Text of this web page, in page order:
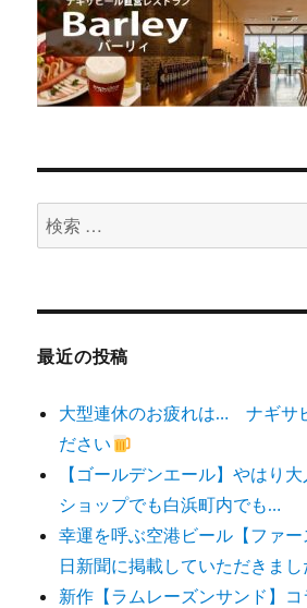
検
索
象:
最近の投稿
大型連休のお疲れは… ナギサ
ださい
【ゴールデンエール】やはり
ショップでも白浜町内でも…
幸運を呼ぶ空港ビール【ファ
日新聞に掲載していただきまし
新作【ラムレーズンサンド】コ